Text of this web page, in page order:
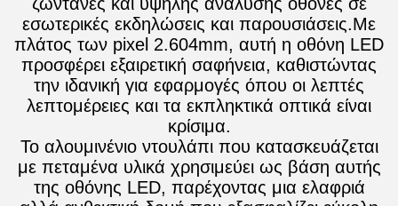
εσωτερικές εκδηλώσεις και παρουσιάσεις.Με
πλάτος των pixel 2.604mm, αυτή η οθόνη LED
προσφέρει εξαιρετική σαφήνεια, καθιστώντας
την ιδανική για εφαρμογές όπου οι λεπτές
λεπτομέρειες και τα εκπληκτικά οπτικά είναι
κρίσιμα.
Το αλουμινένιο ντουλάπι που κατασκευάζεται
με πεταμένα υλικά χρησιμεύει ως βάση αυτής
της οθόνης LED, παρέχοντας μια ελαφριά